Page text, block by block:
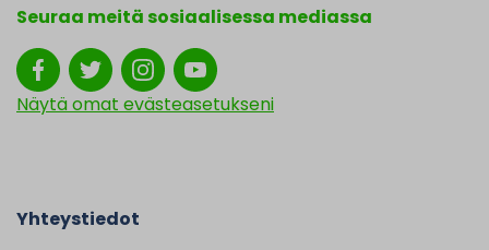
Seuraa meitä sosiaalisessa mediassa
Näytä omat evästeasetukseni
Yhteystiedot